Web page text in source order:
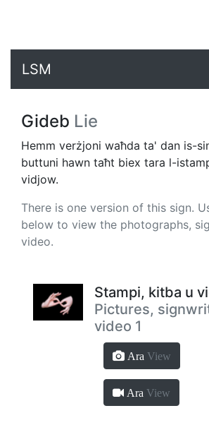
LSM
Gideb Lie
Hemm verżjoni waħda ta' dan is-
buttuni hawn taħt biex tara l-
vidjow.
There is one version of this sign.
below to view the photographs,
video.
Stampi, kitba u
Pictures,
video 1
Ara View
Ara View